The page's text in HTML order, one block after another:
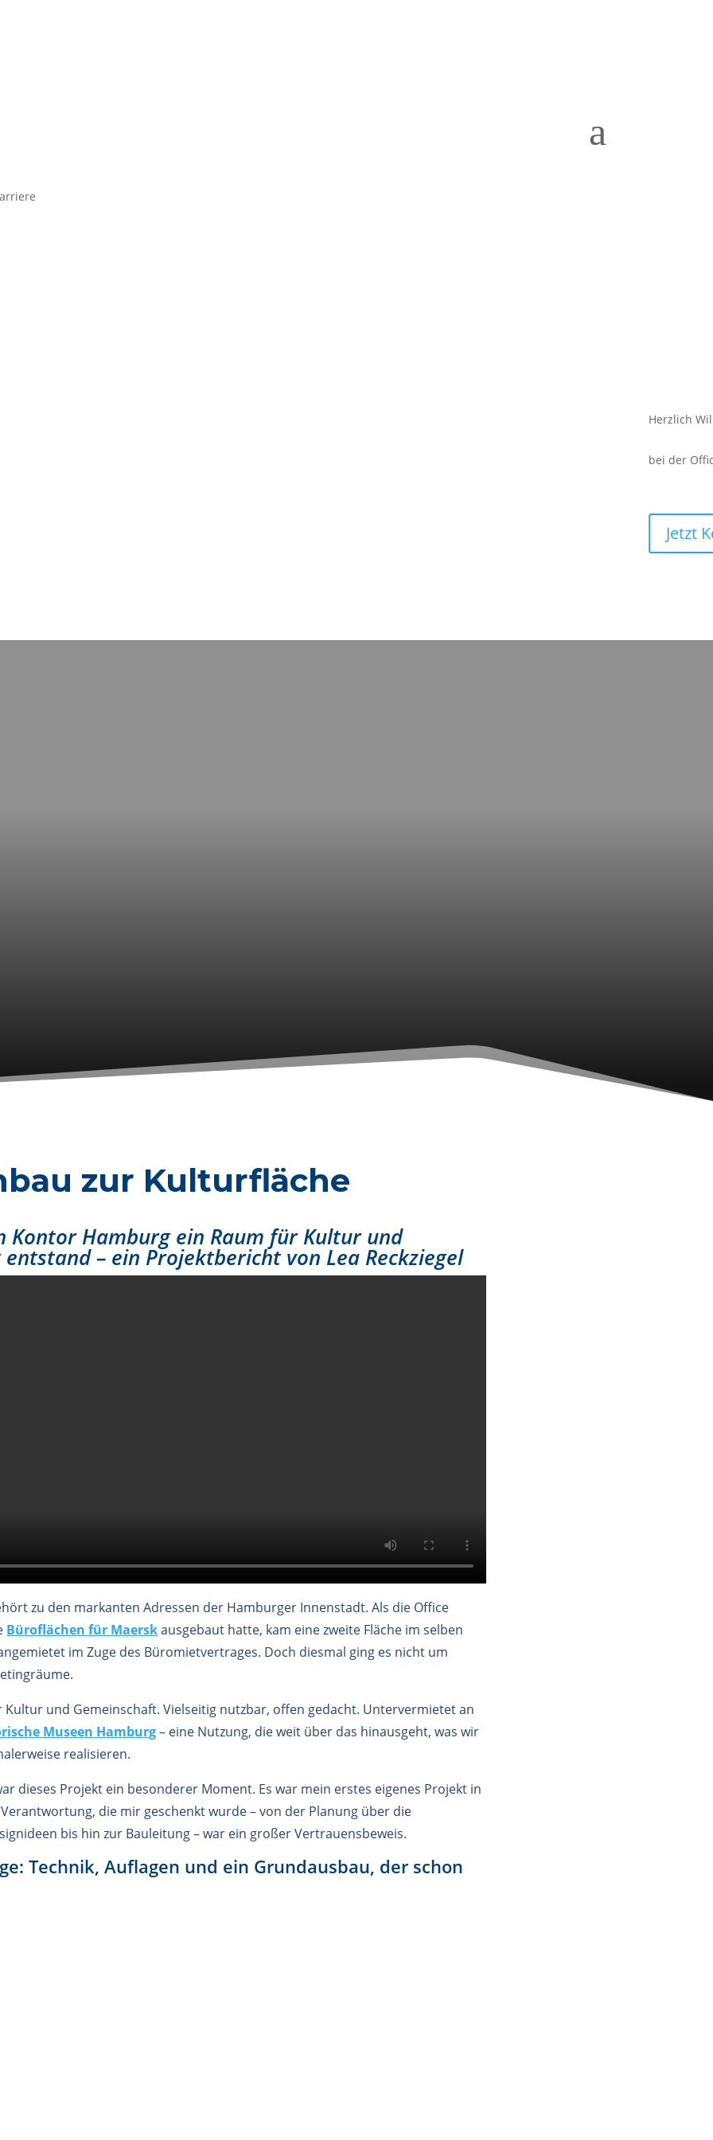
Herzlich
bei der
Jetzt
zur Kulturfläche
Kontor Hamburg ein Raum für Kultur und
– ein Projektbericht von Lea Reckziegel
zu den markanten Adressen der Hamburger Innenstadt. Als die Office
Büroflächen für Maerskausgebaut hatte, kam eine zweite Fläche im selben
im Zuge des Büromietvertrages. Doch diesmal ging es nicht um
Kultur und Gemeinschaft. Vielseitig nutzbar, offen gedacht. Untervermietet an
Museen Hamburg– eine Nutzung, die weit über das hinausgeht, was wir
realisieren.
dieses Projekt ein besonderer Moment. Es war mein erstes eigenes Projekt in
die mir geschenkt wurde – von der Planung über die
bis hin zur Bauleitung – war ein großer Vertrauensbeweis.
Technik, Auflagen und ein Grundausbau, der schon